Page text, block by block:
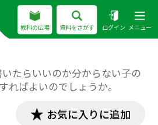
教科の広場 資料をさがす ログイン メニュー
たらいいのか分からない子の
ればよいのでしょうか。
お気に入りに追加